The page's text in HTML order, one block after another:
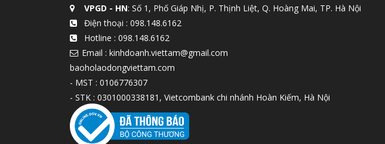
VPGD - HN: Số 1, Phố Giáp Nhị, P. Thịnh Liệt, Q. Hoàng Mai, TP. Hà Nội
Điện thoại : 098.148.6162
Hotline : 098.148.6162
Email : kinhdoanh.viettam@gmail.com
baoholaodongviettam.com
- MST : 0106776307
- STK : 0301000338181, Vietcombank chi nhánh Hoàn Kiếm, Hà Nội